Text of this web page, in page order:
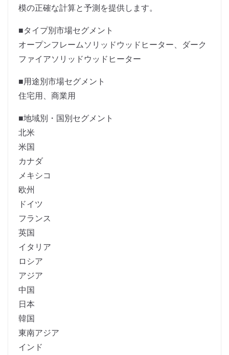
模の正確な計算と予測を提供します。
■タイプ別市場セグメント
オープンフレームソリッドウッドヒーター、ダーク
ファイアソリッドウッドヒーター
■用途別市場セグメント
住宅用、商業用
■地域別・国別セグメント
北米
米国
カナダ
メキシコ
欧州
ドイツ
フランス
英国
イタリア
ロシア
アジア
中国
日本
韓国
東南アジア
インド